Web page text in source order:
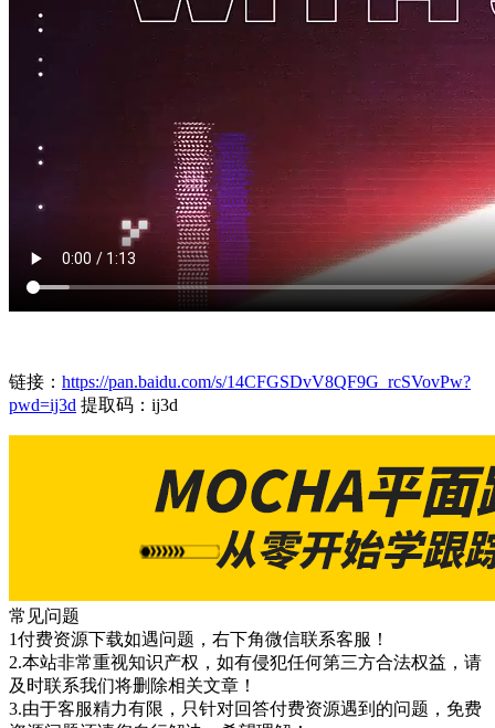
链接： https://pan.baidu.com/s/14CFGSDvV8QF9G_rcSVovPw?
pwd=ij3d 提取码：ij3d
常见问题
1付费资源下载如遇问题，右下角微信联系客服！
2.本站非常重视知识产权，如有侵犯任何第三方合法权益，请
及时联系我们将删除相关文章！
3.由于客服精力有限，只针对回答付费资源遇到的问题，免费